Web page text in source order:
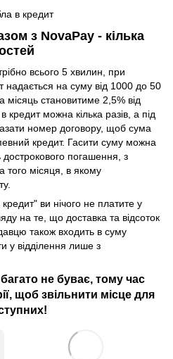
з NovaPay - кілька
всього 5 хвилин, при
надається на суму від 1000 до 50
місяць становитиме 2,5% від
можна кілька разів, а під
номер договору, щоб сума
кредит. Гасити суму можна
погашення, з
того місяця, в якому
ви нічого не платите у
на те, що доставка та відсоток
також входить в суму
у відділення лише з
не буває, тому час
щоб звільнити місце для